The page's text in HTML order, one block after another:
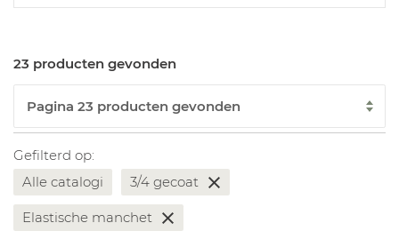
23 producten gevonden
Gefilterd op:
Alle catalogi
3/4 gecoat
Elastische manchet